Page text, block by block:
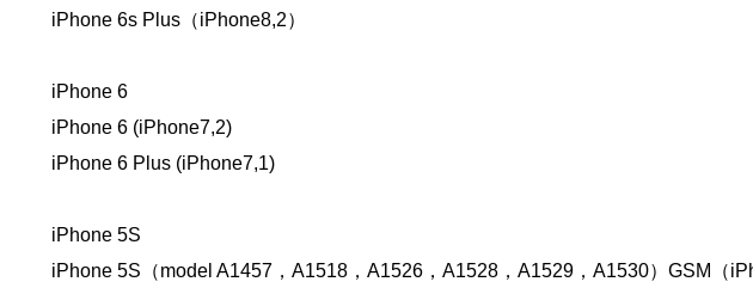
iPhone 6s Plus（iPhone8,2）
iPhone 6
iPhone 6 (iPhone7,2)
iPhone 6 Plus (iPhone7,1)
iPhone 5S
iPhone 5S（model A1457，A1518，A1526，A1528，A1529，A1530）GSM（